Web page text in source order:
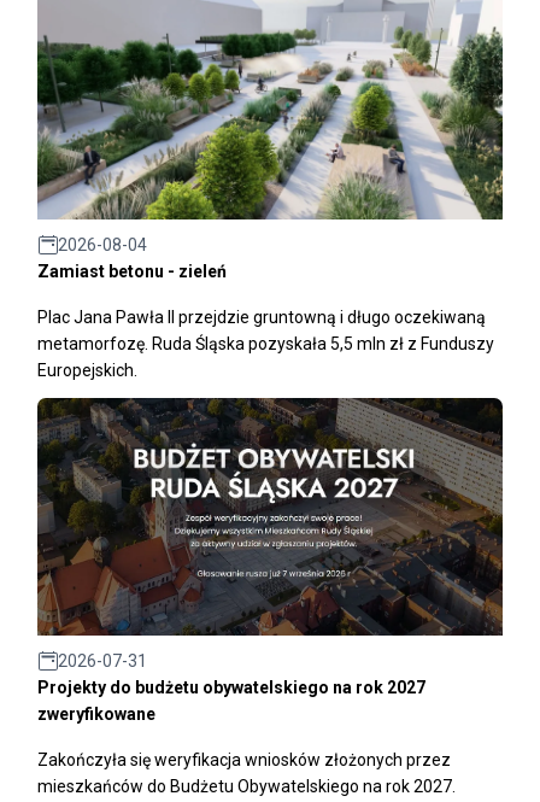
2026-08-04
Zamiast betonu - zieleń
Plac Jana Pawła II przejdzie gruntowną i długo oczekiwaną
metamorfozę. Ruda Śląska pozyskała 5,5 mln zł z Funduszy
Europejskich.
2026-07-31
Projekty do budżetu obywatelskiego na rok 2027
zweryfikowane
Zakończyła się weryfikacja wniosków złożonych przez
mieszkańców do Budżetu Obywatelskiego na rok 2027.